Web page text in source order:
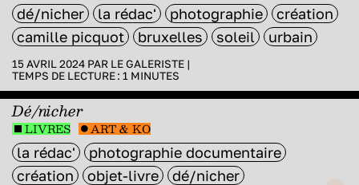
dé/nicher la rédac' photographie
création
camille picquot
bruxelles soleil urbain
15 AVRIL 2024 PAR LE GALERISTE |
TEMPS DE LECTURE : 1 MINUTES
Dé/nicher
LIVRES ART & KO
la rédac'
photographie documentaire
création
objet-livre dé/nicher